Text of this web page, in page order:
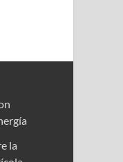
la